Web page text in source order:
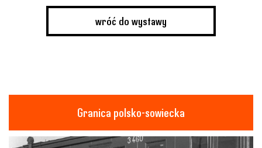
wróć do wystawy
Granica polsko-sowiecka